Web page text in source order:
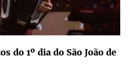
do 1º dia do São João de